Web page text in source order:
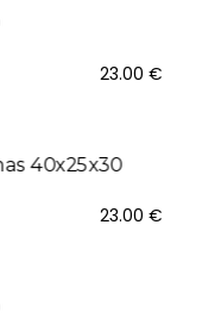
23.00 €
23.00 €